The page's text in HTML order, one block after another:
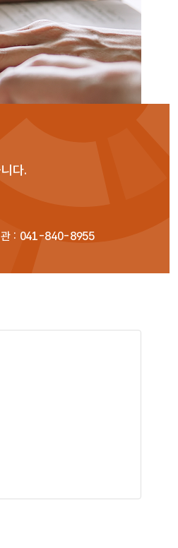
다.
관 : 041-840-8955